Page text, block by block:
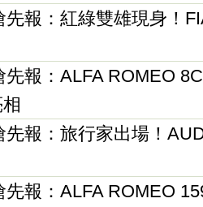
報：紅綠雙雄現身！
報：ALFA ROMEO
先報：旅行家出場！
報：ALFA ROMEO